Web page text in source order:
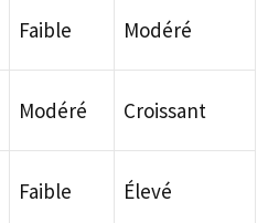
Faible Modéré
Modéré Croissant
Faible Élevé